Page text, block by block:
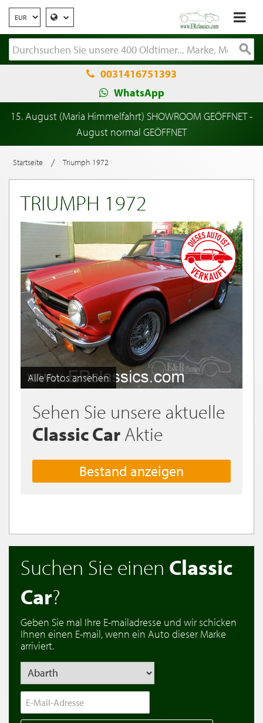
0031416751393
WhatsApp
15. August (Maria Himmelfahrt) SHOWROOM GEÖFFNET -
August normal GEÖFFNET
Startseite / Triumph 1972
TRIUMPH 1972
Alle Fotos ansehen
Sehen Sie unsere aktuelle
Classic Car Aktie
Bestand anzeigen
Suchen Sie einen Classic
Car?
Geben Sie mal Ihre E-mailadresse und wir schicken
Ihnen einen E-mail, wenn ein Auto dieser Marke
arriviert.